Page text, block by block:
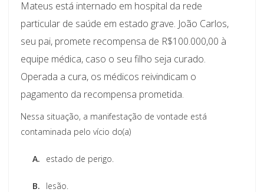
Mateus está internado em hospital da rede
particular de saúde em estado grave. João Carlos,
seu pai, promete recompensa de R$100.000,00 à
equipe médica, caso o seu filho seja curado.
Operada a cura, os médicos reivindicam o
pagamento da recompensa prometida.
Nessa situação, a manifestação de vontade está
contaminada pelo vício do(a)
A. estado de perigo.
B. lesão.